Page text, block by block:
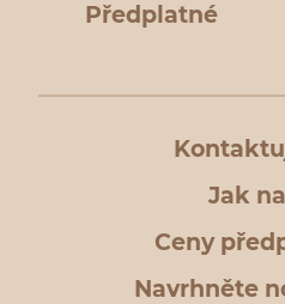
Předplatné
Jak
Ceny
Navrhněte